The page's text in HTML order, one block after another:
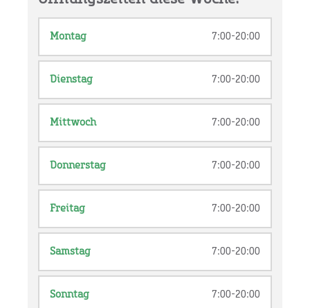
Montag 7:00-20:00
Dienstag 7:00-20:00
Mittwoch 7:00-20:00
Donnerstag 7:00-20:00
Freitag 7:00-20:00
Samstag 7:00-20:00
Sonntag 7:00-20:00